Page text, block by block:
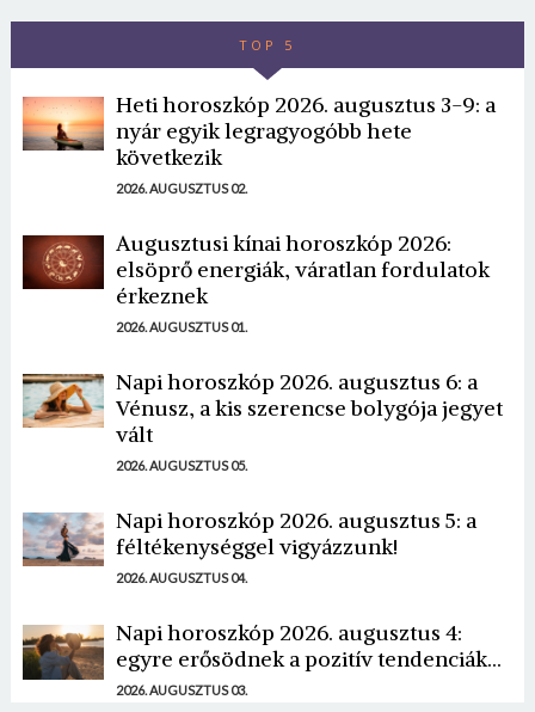
TOP 5
Heti horoszkóp 2026. augusztus 3-9: a
nyár egyik legragyogóbb hete
következik
2026. AUGUSZTUS 02.
Augusztusi kínai horoszkóp 2026:
elsöprő energiák, váratlan fordulatok
érkeznek
2026. AUGUSZTUS 01.
Napi horoszkóp 2026. augusztus 6: a
Vénusz, a kis szerencse bolygója jegyet
vált
2026. AUGUSZTUS 05.
Napi horoszkóp 2026. augusztus 5: a
féltékenységgel vigyázzunk!
2026. AUGUSZTUS 04.
Napi horoszkóp 2026. augusztus 4:
egyre erősödnek a pozitív tendenciák...
2026. AUGUSZTUS 03.